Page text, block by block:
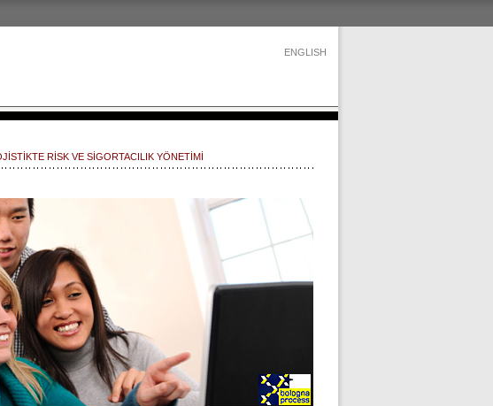
ENGLISH
RİSK VE SİGORTACILIK YÖNETİMİ